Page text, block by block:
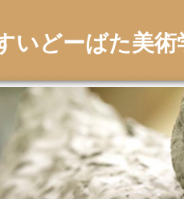
いどーばた美術